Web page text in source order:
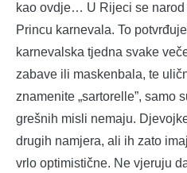
kao ovdje… U Rijeci se
Princu karnevala. To
karnevalska tjedna svake
zabave ili maskenbala, te
znamenite „sartorelle”, samo
grešnih misli nemaju.
drugih namjera, ali ih zato
vrlo optimistične. Ne vjeruju